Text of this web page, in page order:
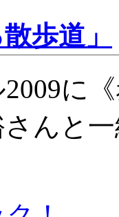
歩道」
に
んと